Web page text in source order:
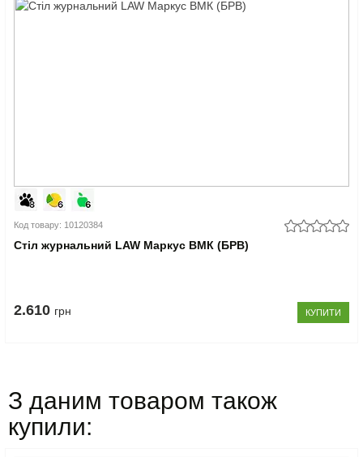
Код товару: 10120384
Стіл журнальний LAW Маркус ВМК (БРВ)
2.610 грн КУПИТИ
З даним товаром також
купили: